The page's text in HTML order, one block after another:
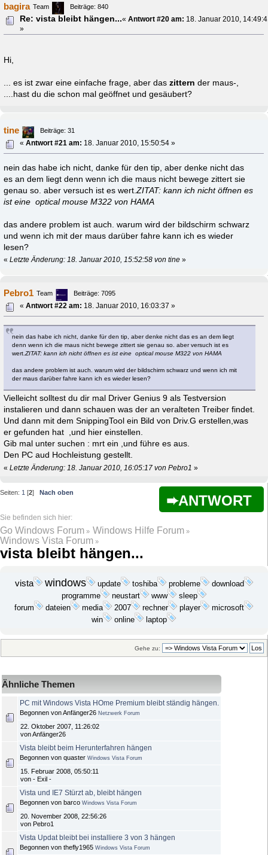
bagira Team Beiträge: 840
Re: vista bleibt hängen...«Antwort #20 am: 18. Januar 2010,
»
Hi,
... es ist zwar eine einfache frage, aber daszittern der maus-,
....hast du die schon mal geöffnet und gesäubert?
tine
Beiträge: 31
«Antwort #21 am: 18. Januar 2010, 15:50:54 »
nein das habe ich nicht, danke für den tip, aber denke nicht das
es an dem liegt denn wenn ich die maus nicht bewege zittert sie
genau so. aber versuch ist es wert.ZITAT: kann ich nicht öffnen es
ist eine optical mouse M322 von HAMA
das andere problem ist auch. warum wird der bildschirm schwarz
und wenn ich mit der maus darüber fahre kann ich es wieder
lesen?
«Letzte Änderung: 18. Januar 2010, 15:52:58 von tine »
Pebro1 Team
Beiträge: 7095
«Antwort #22 am: 18. Januar 2010, 16:03:37 »
nein das habe ich nicht, danke für den tip, aber denke nicht das es an dem liegt
denn wenn ich die maus nicht bewege zittert sie genau so. aber versuch ist es
wert.ZITAT: kann ich nicht öffnen es ist eine optical mouse M322 von HAMA
das andere problem ist auch. warum wird der bildschirm schwarz und wenn ich mit
der maus darüber fahre kann ich es wieder lesen?
Vielleicht solltest du dir mal Driver Genius 9 als Testversion
instalieren und dann schauen was der an veralteten Treiber findet.
Und dann mit dem SnippingTool ein Bild von Driv.G erstellen,was
er gefunden hat ,und hier einstellen.
Gib mal unter suchen : mrt ein ,und führe es aus.
Den PC aud Hochleistung gestellt.
«Letzte Änderung: 18. Januar 2010, 16:05:17 von Pebro1 »
ANTWORT
Seiten: 1 [2] Nach oben
Go Windows Forum » Windows Hilfe Forum »
Windows Vista Forum »
vista bleibt hängen...
vista windows update toshiba probleme
download
programme
neustart www
sleep
forum
dateien media 2007 rechner player
microsoft
win
online laptop
Gehe zu:
Ähnliche Themen
PC mit Windows Vista HOme Premium bleibt ständig hängen.
Begonnen von Anfänger26 Netzwerk Forum
22. Oktober 2007, 11:26:02
von Anfänger26
Vista bleibt beim Herunterfahren hängen
Begonnen von quaster Windows Vista Forum
15. Februar 2008, 05:50:11
von - Exil -
Vista und IE7 Stürzt ab, bleibt hängen
Begonnen von barco Windows Vista Forum
20. November 2008, 22:56:26
von Pebro1
Vista Updat bleibt bei installiere 3 von 3 hängen
Begonnen von thefly1965 Windows Vista Forum